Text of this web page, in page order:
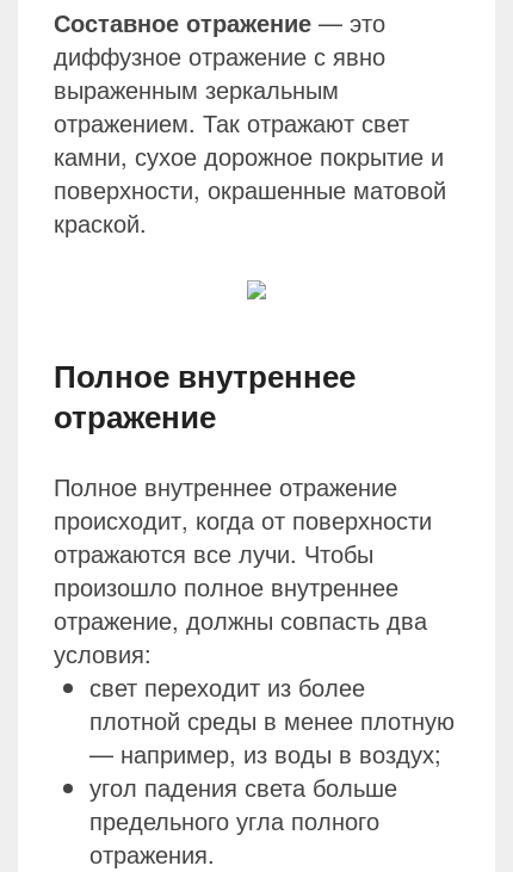
Составное отражение — это
диффузное отражение с явно
выраженным зеркальным
отражением. Так отражают свет
камни, сухое дорожное покрытие и
поверхности, окрашенные матовой
краской.
Полное внутреннее
отражение
Полное внутреннее отражение
происходит, когда от поверхности
отражаются все лучи. Чтобы
произошло полное внутреннее
отражение, должны совпасть два
условия:
свет переходит из более
плотной среды в менее плотную
— например, из воды в воздух;
угол падения света больше
предельного угла полного
отражения.